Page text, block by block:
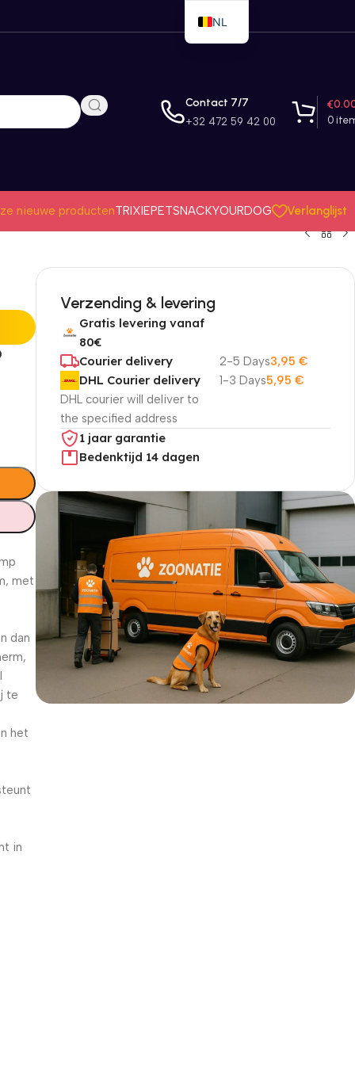
Contact 7/7
+32 472 59 42 00 0
€
nieuwe productenTRIXIEPETSNACKYOURDOG Verlanglijst
met
dan
te
het
in
Verzending & levering
Gratis levering vanaf
80€
Courier delivery
2-5 Days3,95€
DHL Courier delivery
DHL courier will deliver to
the specified address
1-3 Days5,95€
1 jaar garantie
Bedenktijd 14 dagen
NL
EN